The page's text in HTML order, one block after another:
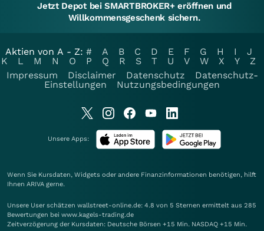
Jetzt Depot bei SMARTBROKER+ eröffnen und
Willkommensgeschenk sichern.
Aktien von A - Z: # A B C D E F G H I
J
K
L M N O P Q R S T U V W X Y
Z
Impressum
Disclaimer Datenschutz
Datenschutz-
Einstellungen
Nutzungsbedingungen
Unsere Apps:
Wenn Sie Kursdaten, Widgets oder andere Finanzinformationen benötigen, hilft
Ihnen ARIVA gerne.
Unsere User schätzen wallstreet-online.de: 4.8 von 5 Sternen ermittelt aus 285
Bewertungen bei www.kagels-trading.de
Zeitverzögerung der Kursdaten: Deutsche Börsen +15 Min. NASDAQ +15 Min.